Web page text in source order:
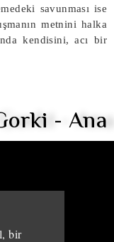
savunması ise
metnini halka
kendisini, acı bir
- Ana
bir